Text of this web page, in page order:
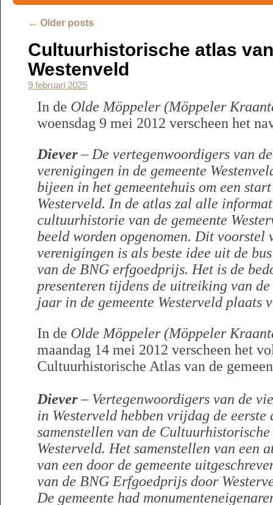
← Older posts
Cultuurhistorische atlas
Westenveld
9 februari 2025
In de Olde Möppeler (Möppeler
woensdag 9 mei 2012 verscheen het
Diever– De vertegenwoordigers van
verenigingen in de gemeente
bijeen in het gemeentehuis om een
Westerveld. In de atlas zal alle
cultuurhistorie van de gemeente
beeld worden opgenomen. Dit voorstel
verenigingen is als beste idee uit de
van de BNG erfgoedprijs. Het is de
presenteren tijdens de uitreiking van
jaar in de gemeente Westerveld plaats
In de Olde Möppeler (Möppeler
maandag 14 mei 2012 verscheen het
Cultuurhistorische Atlas van de
Diever– Vertegenwoordigers van de
in Westerveld hebben vrijdag de eerste
samenstellen van de
Westerveld. Het samenstellen van een
van een door de gemeente
van de BNG Erfgoedprijs door
De gemeente had